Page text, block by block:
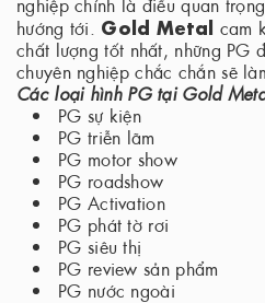
hướng tới. Gold Metal cam
chất lượng tốt nhất, những PG
chuyên nghiệp chắc chắn sẽ
Các loại hình PG tại Gold
PG sự kiện
PG triễn lãm
PG motor show
PG roadshow
PG Activation
PG phát tờ rơi
PG siêu thị
PG review sản phẩm
PG nước ngoài